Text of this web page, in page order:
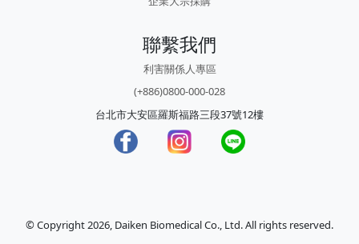
聯繫我們
利害關係人專區
(+886)0800-000-028
台北市大安區羅斯福路三段37號12樓
© Copyright 2026, Daiken Biomedical Co., Ltd. All rights reserved.